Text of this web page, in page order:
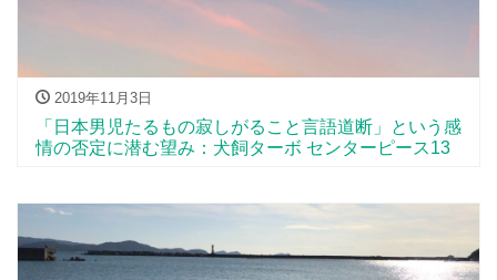
2019年11月3日
「日本男児たるもの寂しがること言語道断」という感
情の否定に潜む望み：犬飼ターボ センターピース13